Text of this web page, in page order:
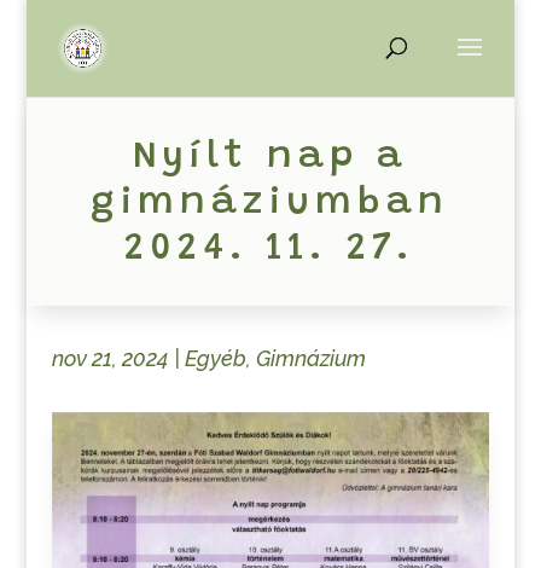
Nyílt nap a
gimnáziumban
2024. 11. 27.
nov 21, 2024 Egyéb, Gimnázium